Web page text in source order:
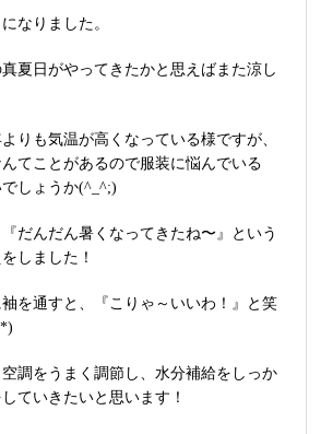
なりました。
夏日がやってきたかと思えばまた涼し
りも気温が高くなっている様ですが、
てことがあるので服装に悩んでいる
しょうか(^_^;)
だんだん暑くなってきたね〜』という
しました！
を通すと、『こりゃ～いいわ！』と笑
調をうまく調節し、水分補給をしっか
ていきたいと思います！